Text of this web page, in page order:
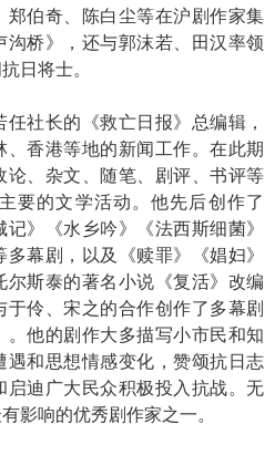
郑伯奇、陈白尘等在沪剧作家集
桥》，还与郭沫若、田汉率领
日将士。
社长的《救亡日报》总编辑，
香港等地的新闻工作。在此期
论、杂文、随笔、剧评、书评等
要的文学活动。他先后创作了
记》《水乡吟》《法西斯细菌》
多幕剧，以及《赎罪》《娼妇》
尔斯泰的著名小说《复活》改编
伶、宋之的合作创作了多幕剧
。他的剧作大多描写小市民和知
遇和思想情感变化，赞颂抗日志
启迪广大民众积极投入抗战。无
影响的优秀剧作家之一。